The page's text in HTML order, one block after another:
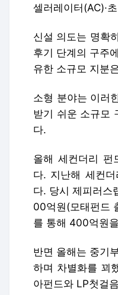
셀러레이터(AC)·
신설 의도는 명확
후기 단계의 구주
유한 소규모 지분
소형 분야는 이러
받기 쉬운 소규모
다.
올해 세컨더리 펀
다. 지난해 세컨
다. 당시 제피러스
00억원(모태펀드
를 통해 400억원
반면 올해는 중기
하며 차별화를 꾀
아펀드와 LP첫걸